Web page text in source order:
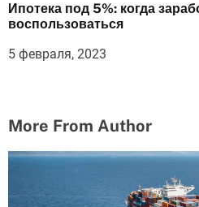
Ипотека под 5%: когда
воспользоваться
5 февраля, 2023
More From Author